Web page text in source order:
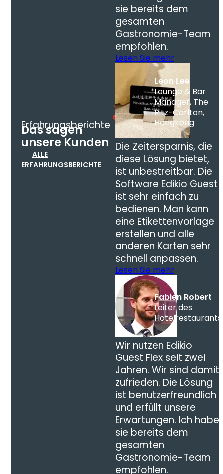
Erfahrungsberichte
Das sagen
unsere Kunden
ALLE
ERFAHRUNGSBERICHTE
sie bereits dem
gesamten
Gastronomie-Team
empfohlen.
Lesen Sie mehr
Leon Lee
Lounge & Bar
Manager, The
Ritz-Carlton,
Hongkong
Die Zeitersparnis, die
diese Lösung bietet,
ist unbestreitbar. Die
Software Edikio Guest
ist sehr einfach zu
bedienen. Man kann
eine Etikettenvorlage
erstellen und alle
anderen Karten sehr
schnell anpassen.
Lesen Sie mehr
Fabien Robert
Leiter des
Hotelrestaurants
Wir nutzen Edikio
Guest Flex seit zwei
Jahren. Wir sind damit
zufrieden. Die Lösung
ist benutzerfreundlich
und erfüllt unsere
Erwartungen. Ich habe
sie bereits dem
gesamten
Gastronomie-Team
empfohlen.